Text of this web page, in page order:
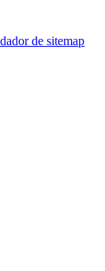
de sitemap